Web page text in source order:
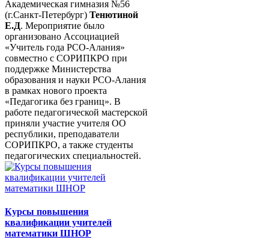
Академическая гимназия №56
(г.Санкт-Петербург) Тенютиной
Е.Д. Мероприятие было
организовано Ассоциацией
«Учитель года РСО-Алания»
совместно с СОРИПКРО при
поддержке Министерства
образования и науки РСО-Алания
в рамках нового проекта
«Педагогика без границ». В
работе педагогической мастерской
приняли участие учителя ОО
республики, преподаватели
СОРИПКРО, а также студенты
педагогических специальностей.
Курсы повышения
квалификации учителей
математики ШНОР